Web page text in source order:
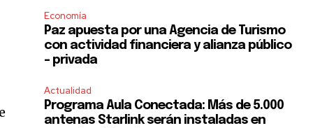
Economía
Paz apuesta por una Agencia de Turismo
con actividad financiera y alianza público
– privada
Actualidad
Programa Aula Conectada: Más de 5.000
antenas Starlink serán instaladas en